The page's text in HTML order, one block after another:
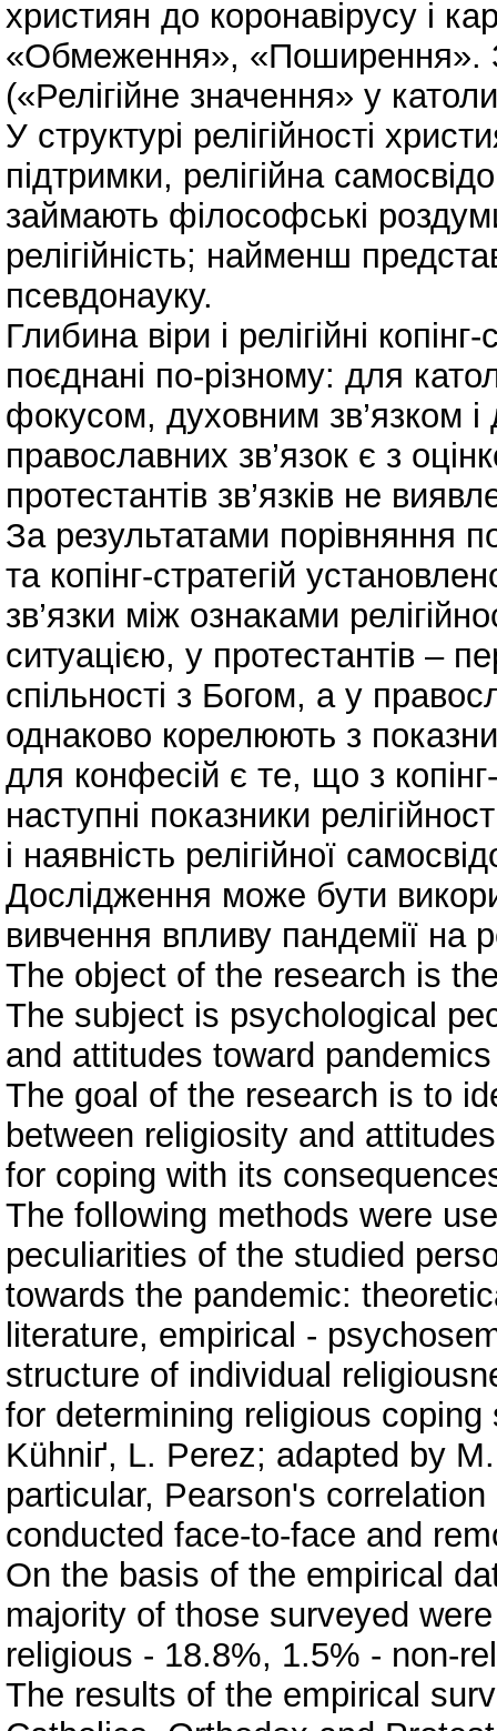
християн до коронавірусу і
«Обмеження», «Поширення».
(«Релігійне значення» у
У структурі релігійності
підтримки, релігійна
займають філософські
релігійність; найменш
псевдонауку.
Глибина віри і релігійні
поєднані по-різному: для
фокусом, духовним зв’язком
православних зв’язок є з
протестантів зв’язків не
За результатами порівняння
та копінг-стратегій
зв’язки між ознаками
ситуацією, у протестантів –
спільності з Богом, а у
однаково корелюють з
для конфесій є те, що з
наступні показники
і наявність релігійної
Дослідження може бути
вивчення впливу пандемії на
The object of the research is
The subject is psychological
and attitudes toward
The goal of the research is to
between religiosity and
for coping with its
The following methods were
peculiarities of the studied
towards the pandemic:
literature, empirical -
structure of individual
for determining religious
Kühniґ, L. Perez; adapted by
particular, Pearson's
conducted face-to-face and
On the basis of the empirical
majority of those surveyed
religious - 18.8%, 1.5% - non-
The results of the empirical